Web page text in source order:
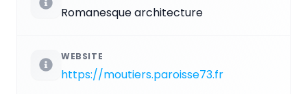
Romanesque architecture
WEBSITE
https://moutiers.paroisse73.fr